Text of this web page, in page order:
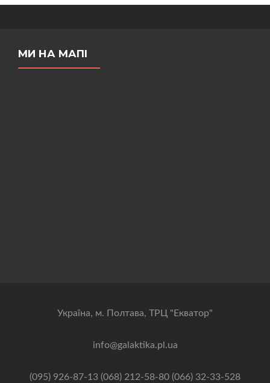
МИ НА МАПІ
Українa, м. Полтава, ТРЦ "Екватор"
info@galaktika.pl.ua
(095) 926-87-13 (068) 212-58-80 (066) 32-33-528